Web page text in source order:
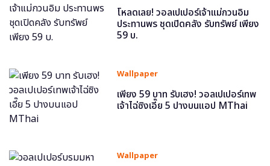
โหลดเลย! วอลเปเปอร์เจ้าแม่กวนอิม
ประทานพร ชุดเปิดคลัง รับทรัพย์ เพียง
59 บ.
Wallpaper
เพียง 59 บาท รับเฮง! วอลเปเปอร์เทพ
เจ้าไฉ่ซิงเอี๊ย 5 ปางบนแอป MThai
Wallpaper